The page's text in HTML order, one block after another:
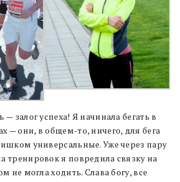
— залог успеха! Я начинала бегать в
— они, в общем-то, ничего, для бега
универсальные. Уже через пару
тренировок я повредила связку на
не могла ходить. Слава богу, все